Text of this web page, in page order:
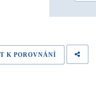
K POROVNÁNÍ